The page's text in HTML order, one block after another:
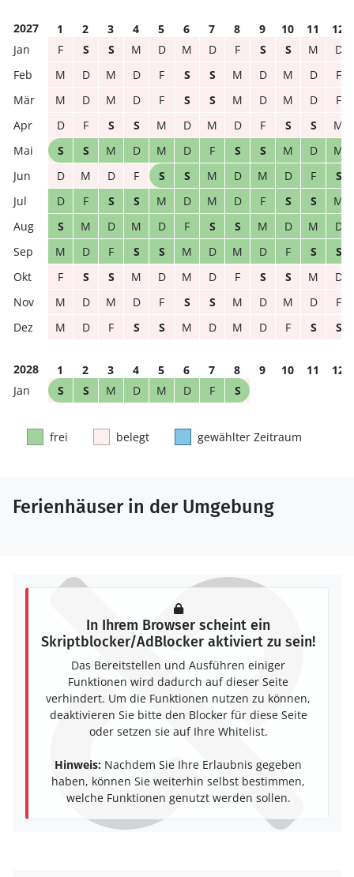
2027 1 2 3 4 5 6 7 8 9 10 11
12
F
S S M D M D F S S M
D
M
D M D F S S M D M D
F
M
D M D F S S M D M D
F
D
F S S M D M D F S S
M
S
S M D M D F S S M D
M
D
M D F S S M D M D F
S
D
F S S M D M D F S S
M
S
M D M D F S S M D M
D
M
D F S S M D M D F S
S
F
S S M D M D F S S M
D
M
D M D F S S M D M D
F
M
D F S S M D M D F S S
2028 1 2 3 4 5 6 7 8 9 10 11
12
S
S M D M D F S
frei belegt gewählter Zeitraum
Ferienhäuser in der Umgebung
In Ihrem Browser scheint ein
Skriptblocker/AdBlocker aktiviert zu sein!
Das Bereitstellen und Ausführen einiger
Funktionen wird dadurch auf dieser Seite
verhindert. Um die Funktionen nutzen zu können,
deaktivieren Sie bitte den Blocker für diese Seite
oder setzen sie auf Ihre Whitelist.
Hinweis: Nachdem Sie Ihre Erlaubnis gegeben
haben, können Sie weiterhin selbst bestimmen,
welche Funktionen genutzt werden sollen.